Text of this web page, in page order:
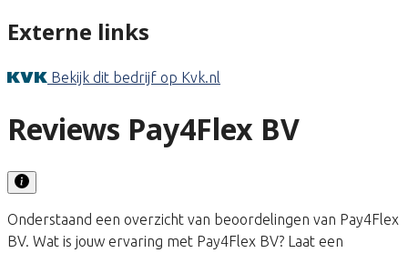
Externe links
Bekijk dit bedrijf op Kvk.nl
Reviews Pay4Flex BV
Onderstaand een overzicht van beoordelingen van Pay4Flex
BV. Wat is jouw ervaring met Pay4Flex BV? Laat een